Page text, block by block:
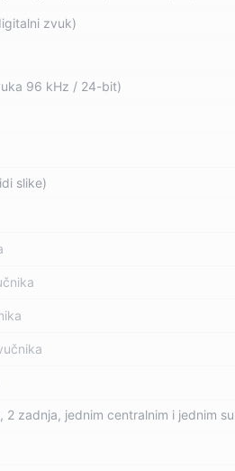
zvuk)
96 kHz / 24-bit)
slike)
2 zadnja, jednim centralnim i jednim